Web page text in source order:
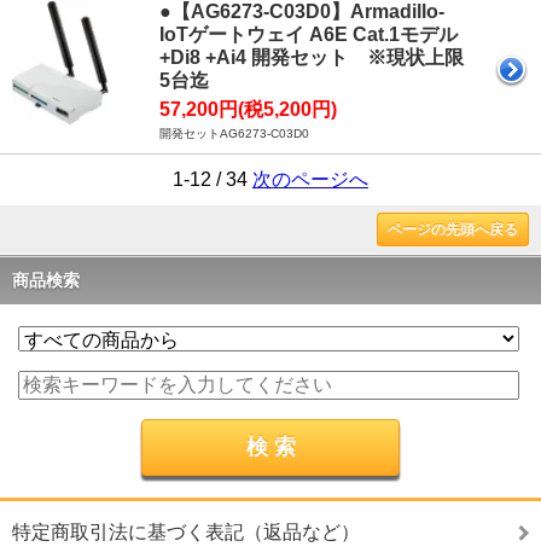
●【AG6273-C03D0】Armadillo-
IoTゲートウェイ A6E Cat.1モデル
+Di8 +Ai4 開発セット ※現状上限
5台迄
57,200円(税5,200円)
開発セットAG6273-C03D0
1-12 / 34 次のページへ
ページの先頭へ戻る
商品検索
特定商取引法に基づく表記（返品など）